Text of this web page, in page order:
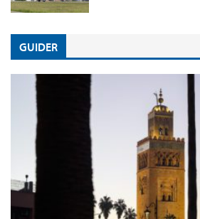
GUIDER